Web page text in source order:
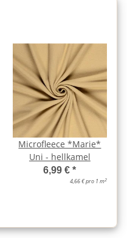
Microfleece *Marie*
Uni - hellkamel
6,99 €*
4,66 € pro 1 m2